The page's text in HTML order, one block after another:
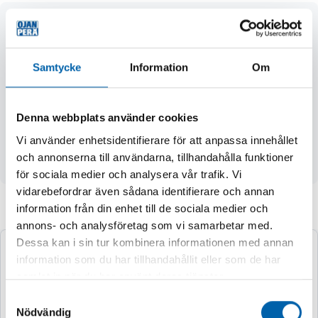
Samtycke Information Om
Denna webbplats använder cookies
Vi använder enhetsidentifierare för att anpassa innehållet
och annonserna till användarna, tillhandahålla funktioner
för sociala medier och analysera vår trafik. Vi
vidarebefordrar även sådana identifierare och annan
information från din enhet till de sociala medier och
annons- och analysföretag som vi samarbetar med.
Dessa kan i sin tur kombinera informationen med annan
information som du har tillhandahållit eller som de har
samlat in när du har använt deras tjänster.
Nödvändig
- storlek 27x12.00-12
- mönster D936 (Mud Crusher)
- sektionsbredd (SW) 304 mm
- vikt- och hastighetsklass 60 LI, 250 kg, F SI, 80 km/h
- rekommenderat tryck 7 psi / 0,5 bar
- fälgrekommendation 9.50
Andra köpte även